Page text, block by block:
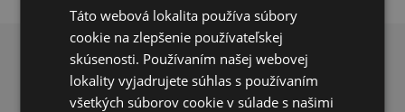
PREČO NAKUPOVAŤ U NÁS?
Táto webová lokalita používa súbory
cookie na zlepšenie používateľskej
skúsenosti. Používaním našej webovej
lokality vyjadrujete súhlas s používaním
všetkých súborov cookie v súlade s našimi